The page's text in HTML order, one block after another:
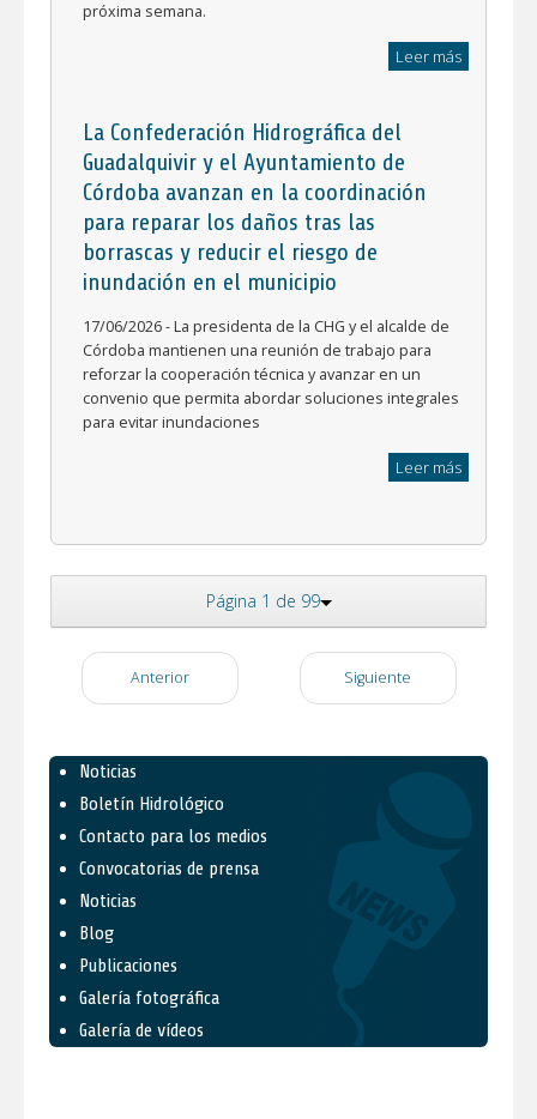
próxima semana.
Leer más
La Confederación Hidrográfica del
Guadalquivir y el Ayuntamiento de
Córdoba avanzan en la coordinación
para reparar los daños tras las
borrascas y reducir el riesgo de
inundación en el municipio
17/06/2026 - La presidenta de la CHG y el alcalde de
Córdoba mantienen una reunión de trabajo para
reforzar la cooperación técnica y avanzar en un
convenio que permita abordar soluciones integrales
para evitar inundaciones
Leer más
Página 1 de 99
Anterior Siguiente
Noticias
Boletín Hidrológico
Contacto para los medios
Convocatorias de prensa
Noticias
Blog
Publicaciones
Galería fotográfica
Galería de vídeos